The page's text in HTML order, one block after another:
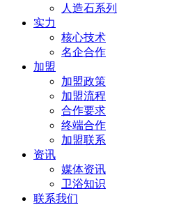
人造石系列
实力
核心技术
名企合作
加盟
加盟政策
加盟流程
合作要求
终端合作
加盟联系
资讯
媒体资讯
卫浴知识
联系我们